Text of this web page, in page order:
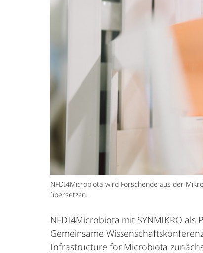
NFDI4Microbiota wird Forschende aus der
übersetzen.
NFDI4Microbiota mit SYNMIKRO
Gemeinsame
Infrastructure for Microbiota